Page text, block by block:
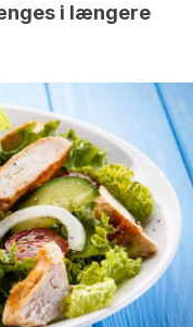
i længere